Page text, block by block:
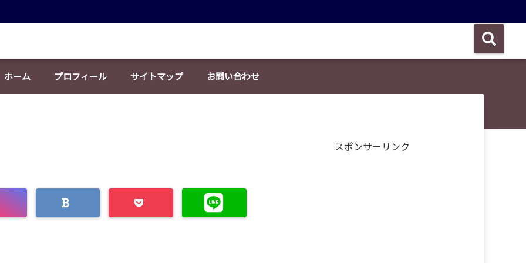
ホーム プロフィール サイトマップ お問い合わせ
スポンサーリンク